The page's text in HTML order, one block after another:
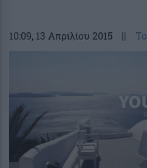
10:09, 13 Απριλίου 2015 ||